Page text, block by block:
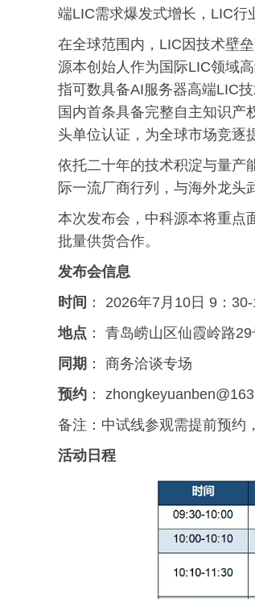
端LIC需求爆发式增长，LIC行
在全球范围内，LIC因技术壁
源本创始人作为国际LIC领域
指可数具备AI服务器高端LIC
国内首条具备完整自主知识产
头单位认证，为全球市场竞逐
依托二十年的技术积淀与量产
际一流厂商行列，与海外龙头
本次发布会，中科源本将重点
批量供货合作。
发布会信息
时间 ： 2026年7月10日 9：
地点 ： 青岛崂山区仙霞岭路
同期 ： 商务洽谈专场
预约 ：
备注：中试线参观需提前预约
活动日程